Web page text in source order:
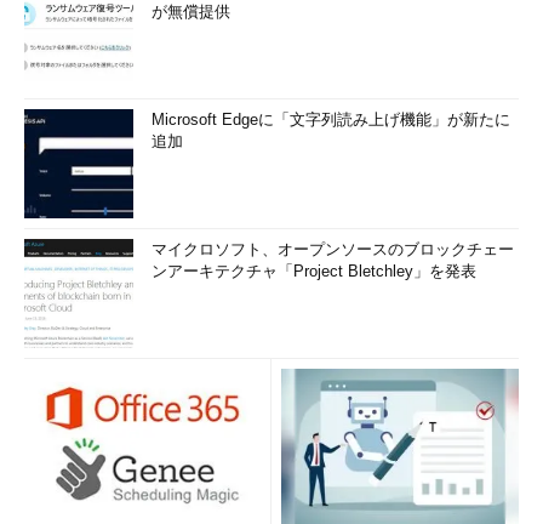
が無償提供
Microsoft Edgeに「文字列読み上げ機能」が新たに
追加
マイクロソフト、オープンソースのブロックチェー
ンアーキテクチャ「Project Bletchley」を発表